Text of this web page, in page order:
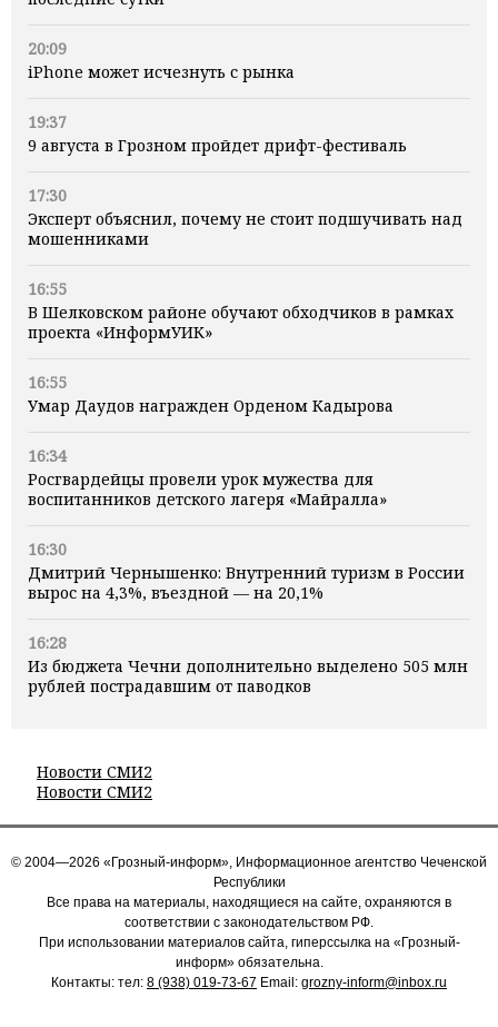
20:09
iPhone может исчезнуть с рынка
19:37
9 августа в Грозном пройдет дрифт-фестиваль
17:30
Эксперт объяснил, почему не стоит подшучивать над
мошенниками
16:55
В Шелковском районе обучают обходчиков в рамках
проекта «ИнформУИК»
16:55
Умар Даудов награжден Орденом Кадырова
16:34
Росгвардейцы провели урок мужества для
воспитанников детского лагеря «Майралла»
16:30
Дмитрий Чернышенко: Внутренний туризм в России
вырос на 4,3%, въездной — на 20,1%
16:28
Из бюджета Чечни дополнительно выделено 505 млн
рублей пострадавшим от паводков
Новости СМИ2
Новости СМИ2
© 2004—2026 «Грозный-информ», Информационное агентство Чеченской
Республики
Все права на материалы, находящиеся на сайте, охраняются в
соответствии с законодательством РФ.
При использовании материалов сайта, гиперссылка на «Грозный-
информ» обязательна.
Контакты: тел: 8 (938) 019-73-67 Email: grozny-inform@inbox.ru